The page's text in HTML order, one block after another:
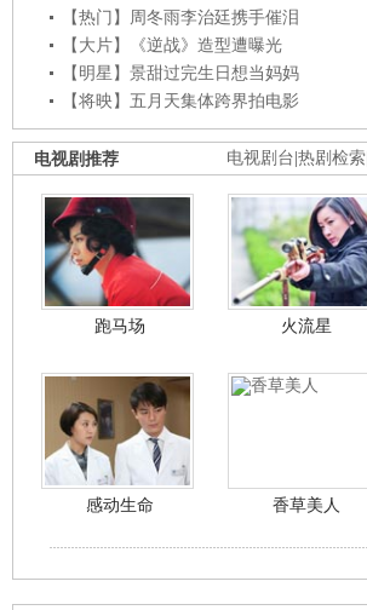
【热门】周冬雨李治廷携手催泪
【大片】《逆战》造型遭曝光
【明星】景甜过完生日想当妈妈
【将映】五月天集体跨界拍电影
电视剧台 热剧检索
电视剧推荐
跑马场 火流星
感动生命 香草美人